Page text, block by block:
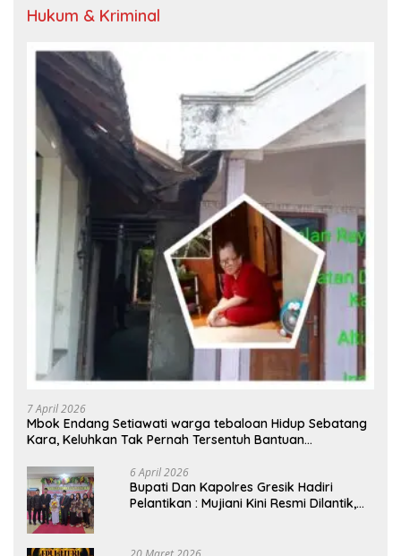
Hukum & Kriminal
7 April 2026
Mbok Endang Setiawati warga tebaloan Hidup Sebatang
Kara, Keluhkan Tak Pernah Tersentuh Bantuan
6 April 2026
​Bupati Dan Kapolres Gresik Hadiri
Pelantikan : Mujiani Kini Resmi Dilantik,